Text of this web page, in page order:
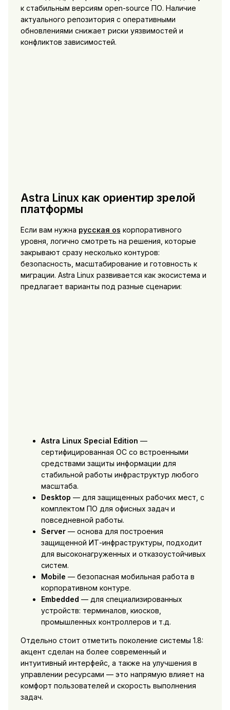
к стабильным версиям open-source ПО. Наличие
актуального репозитория с оперативными
обновлениями снижает риски уязвимостей и
конфликтов зависимостей.
Astra Linux как ориентир зрелой
платформы
Если вам нужна русская os корпоративного
уровня, логично смотреть на решения, которые
закрывают сразу несколько контуров:
безопасность, масштабирование и готовность к
миграции. Astra Linux развивается как экосистема и
предлагает варианты под разные сценарии:
Astra Linux Special Edition —
сертифицированная ОС со встроенными
средствами защиты информации для
стабильной работы инфраструктур любого
масштаба.
Desktop — для защищенных рабочих мест, с
комплектом ПО для офисных задач и
повседневной работы.
Server— основа для построения
защищенной ИТ-инфраструктуры, подходит
для высоконагруженных и отказоустойчивых
систем.
Mobile — безопасная мобильная работа в
корпоративном контуре.
Embedded — для специализированных
устройств: терминалов, киосков,
промышленных контроллеров и т.д.
Отдельно стоит отметить поколение системы 1.8:
акцент сделан на более современный и
интуитивный интерфейс, а также на улучшения в
управлении ресурсами — это напрямую влияет на
комфорт пользователей и скорость выполнения
задач.